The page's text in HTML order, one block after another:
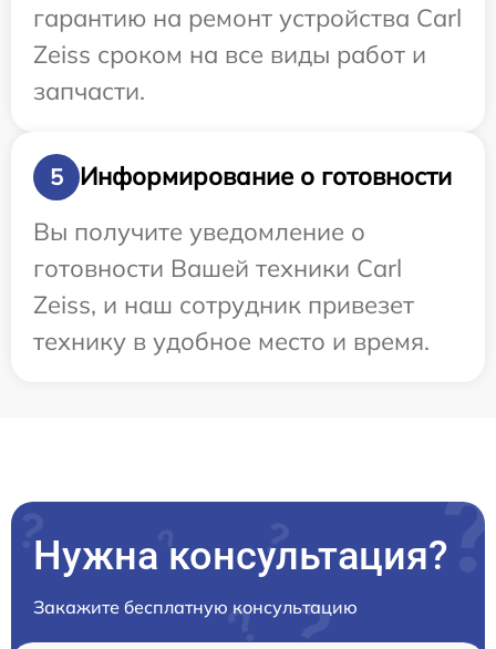
гарантию на ремонт устройства Carl
Zeiss сроком на все виды работ и
запчасти.
5
Информирование о готовности
Вы получите уведомление о
готовности Вашей техники Carl
Zeiss, и наш сотрудник привезет
технику в удобное место и время.
Нужна консультация?
Закажите бесплатную консультацию